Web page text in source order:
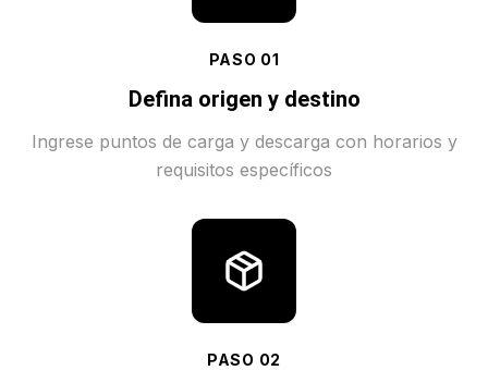
PASO 01
Defina origen y destino
Ingrese puntos de carga y descarga con horarios y
requisitos específicos
PASO 02